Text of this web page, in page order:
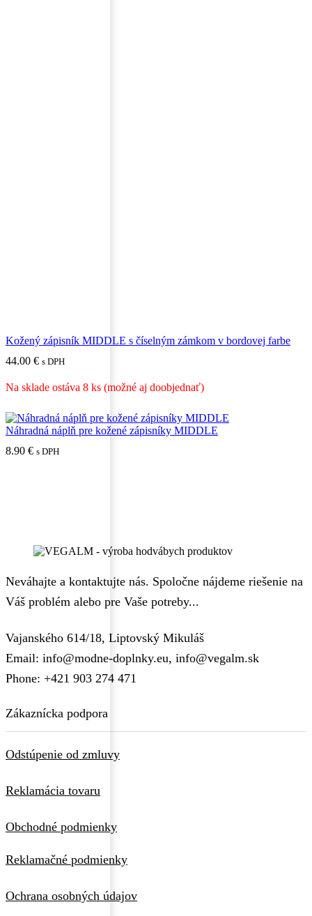
Kožený zápisník MIDDLE s číselným zámkom v bordovej farbe
44.00 € s DPH
Na sklade ostáva 8 ks (možné aj doobjednať)
Náhradná náplň pre kožené zápisníky MIDDLE
8.90 € s DPH
Neváhajte a kontaktujte nás. Spoločne nájdeme riešenie na
Váš problém alebo pre Vaše potreby...
Vajanského 614/18, Liptovský Mikuláš
Email: info@modne-doplnky.eu, info@vegalm.sk
Phone: +421 903 274 471
Zákaznícka podpora
Odstúpenie od zmluvy
Reklamácia tovaru
Obchodné podmienky
Reklamačné podmienky
Ochrana osobných údajov